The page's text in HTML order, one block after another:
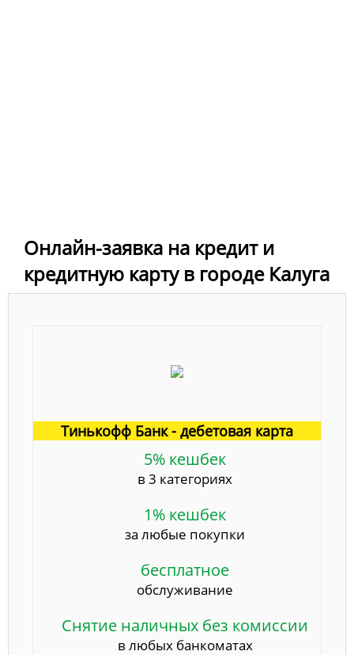
Онлайн-заявка на кредит и
кредитную карту в городе Калуга
Тинькофф Банк - дебетовая карта
5% кешбек
в 3 категориях
1% кешбек
за любые покупки
бесплатное
обслуживание
Снятие наличных без комиссии
в любых банкоматах